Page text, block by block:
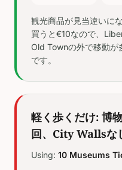
観光商品が見当違いに
買うと€10なので、
Old Townの外で移動が
です。
軽く歩くだけ: 博
回、City Wallsな
Using: 10 Museums